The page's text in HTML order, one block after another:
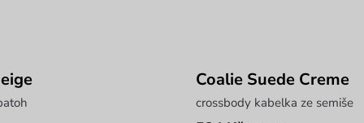
Coalie Suede Creme
crossbody kabelka ze semiše